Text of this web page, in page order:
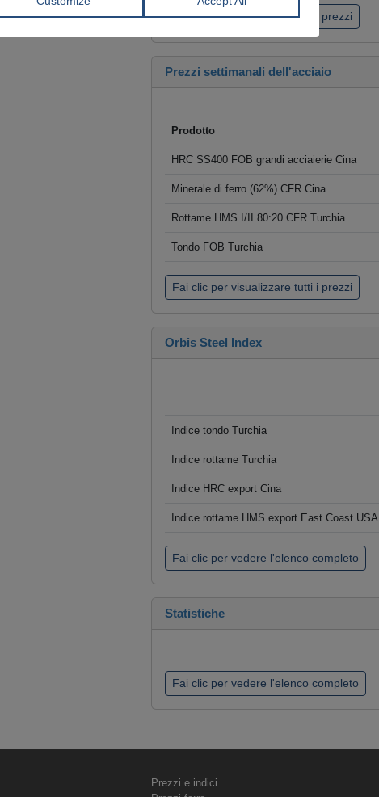
Fai clic per visualizzare tutti i prezzi
Prezzi settimanali dell'acciaio
Prodotto
HRC SS400 FOB grandi acciaierie Cina
Minerale di ferro (62%) CFR Cina
Rottame HMS I/II 80:20 CFR Turchia
Tondo FOB Turchia
Fai clic per visualizzare tutti i prezzi
Orbis Steel Index
Indice tondo Turchia
Indice rottame Turchia
Indice HRC export Cina
Indice rottame HMS export East Coast USA
Fai clic per vedere l'elenco completo
Statistiche
Fai clic per vedere l'elenco completo
Prezzi e indici